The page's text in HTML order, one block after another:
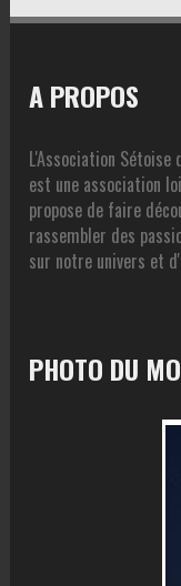
A PROPOS
L'Association Sétoise
est une association
propose de faire
rassembler des
sur notre univers et
PHOTO DU